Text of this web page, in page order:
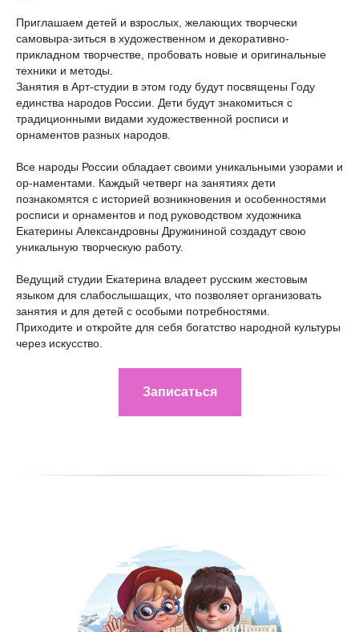
Приглашаем детей и взрослых, желающих творчески
самовыра-зиться в художественном и декоративно-
прикладном творчестве, пробовать новые и оригинальные
техники и методы.
Занятия в Арт-студии в этом году будут посвящены Году
единства народов России. Дети будут знакомиться с
традиционными видами художественной росписи и
орнаментов разных народов.
Все народы России обладает своими уникальными узорами и
ор-наментами. Каждый четверг на занятиях дети
познакомятся с историей возникновения и особенностями
росписи и орнаментов и под руководством художника
Екатерины Александровны Дружининой создадут свою
уникальную творческую работу.
Ведущий студии Екатерина владеет русским жестовым
языком для слабослышащих, что позволяет организовать
занятия и для детей с особыми потребностями.
Приходите и откройте для себя богатство народной культуры
через искусство.
Записаться